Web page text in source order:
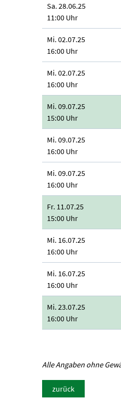
Sa. 28.06.25
11:00 Uhr
Mi. 02.07.25
16:00 Uhr
Mi. 02.07.25
16:00 Uhr
Mi. 09.07.25
15:00 Uhr
Mi. 09.07.25
16:00 Uhr
Mi. 09.07.25
16:00 Uhr
Fr. 11.07.25
15:00 Uhr
Mi. 16.07.25
16:00 Uhr
Mi. 16.07.25
16:00 Uhr
Mi. 23.07.25
16:00 Uhr
Alle Angaben ohne
zurück